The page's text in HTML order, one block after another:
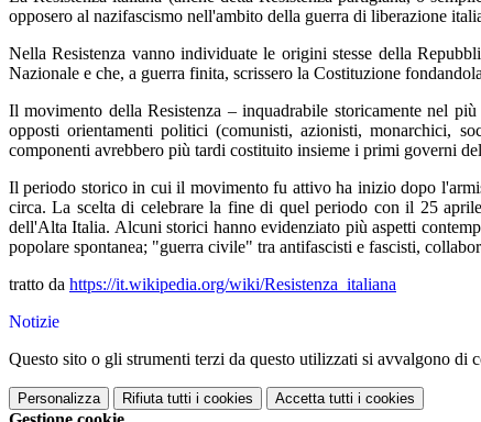
opposero al nazifascismo nell'ambito della guerra di liberazione
Nella Resistenza vanno individuate le origini stesse della
Nazionale e che, a guerra finita, scrissero la Costituzione
Il movimento della Resistenza – inquadrabile storicamente nel
opposti orientamenti politici (comunisti, azionisti, monarchici,
componenti avrebbero più tardi costituito insieme i primi governi
Il periodo storico in cui il movimento fu attivo ha inizio dopo
circa. La scelta di celebrare la fine di quel periodo con il 25
dell'Alta Italia. Alcuni storici hanno evidenziato più aspetti
popolare spontanea; "guerra civile" tra antifascisti e fascisti,
tratto da https://it.wikipedia.org/wiki/Resistenza_italiana
Notizie
Questo sito o gli strumenti terzi da questo utilizzati si avvalgono di
Personalizza Rifiuta tutti i cookies Accetta tutti i cookies